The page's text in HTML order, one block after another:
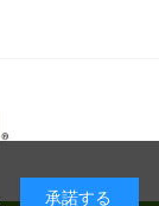
承諾する